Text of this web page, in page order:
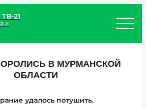
21
и
В МУРМАНСКОЙ
ОБЛАСТИ
удалось потушить.